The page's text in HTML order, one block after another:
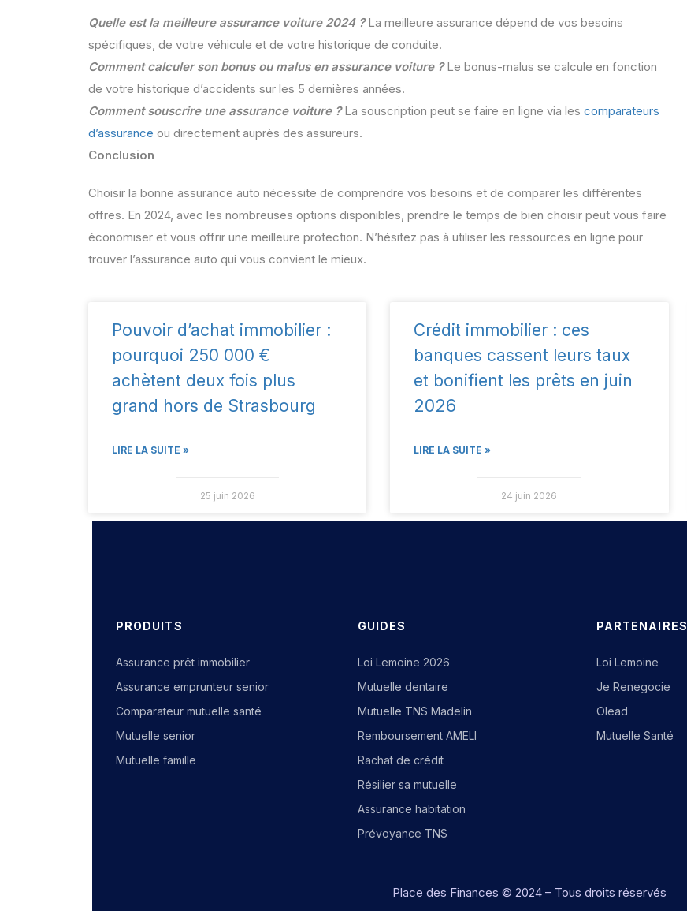
Quelle est la meilleure assurance voiture 2024 ?La meilleure assurance dépend de vos besoins
spécifiques, de votre véhicule et de votre historique de conduite.
Comment calculer son bonus ou malus en assurance voiture ?Le bonus-malus se calcule en fonction
de votre historique d’accidents sur les 5 dernières années.
Comment souscrire une assurance voiture ?La souscription peut se faire en ligne via les comparateurs
d’assurance ou directement auprès des assureurs.
Conclusion
Choisir la bonne assurance auto nécessite de comprendre vos besoins et de comparer les différentes
offres. En 2024, avec les nombreuses options disponibles, prendre le temps de bien choisir peut vous faire
économiser et vous offrir une meilleure protection. N’hésitez pas à utiliser les ressources en ligne pour
trouver l’assurance auto qui vous convient le mieux.
Pouvoir d’achat immobilier :
pourquoi 250 000 €
achètent deux fois plus
grand hors de Strasbourg
LIRE LA SUITE »
25 juin 2026
Crédit immobilier : ces
banques cassent leurs taux
et bonifient les prêts en juin
2026
LIRE LA SUITE »
24 juin 2026
PRODUITS
Assurance prêt immobilier
Assurance emprunteur senior
Comparateur mutuelle santé
Mutuelle senior
Mutuelle famille
GUIDES
Loi Lemoine 2026
Mutuelle dentaire
Mutuelle TNS Madelin
Remboursement AMELI
Rachat de crédit
Résilier sa mutuelle
Assurance habitation
Prévoyance TNS
PARTENAIRES
Loi Lemoine
Je Renegocie
Olead
Mutuelle Santé
Place des Finances © 2024 – Tous droits réservés